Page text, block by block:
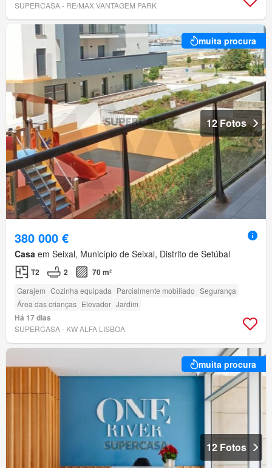
SUPERCASA - RE/MAX VANTAGEM PARK
muita procura
12 Fotos
380 000 €
Casa em Seixal, Município de Seixal, Distrito de Setúbal
T2 2 70 m²
Garajem Cozinha equipada Parcialmente mobiliado Segurança
Área das crianças Elevador Jardim
Há 17 dias
SUPERCASA - KW ALFA LISBOA
muita procura
12 Fotos